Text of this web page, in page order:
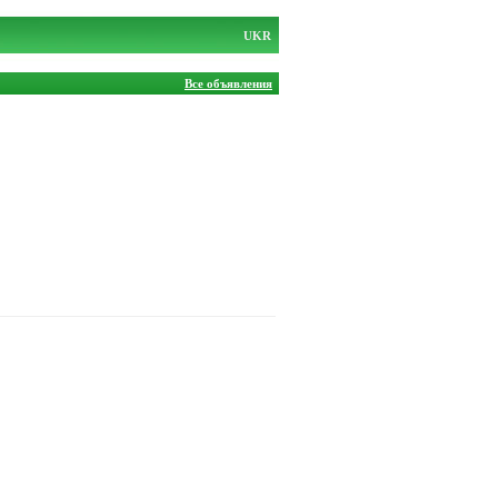
UKR
Все объявления